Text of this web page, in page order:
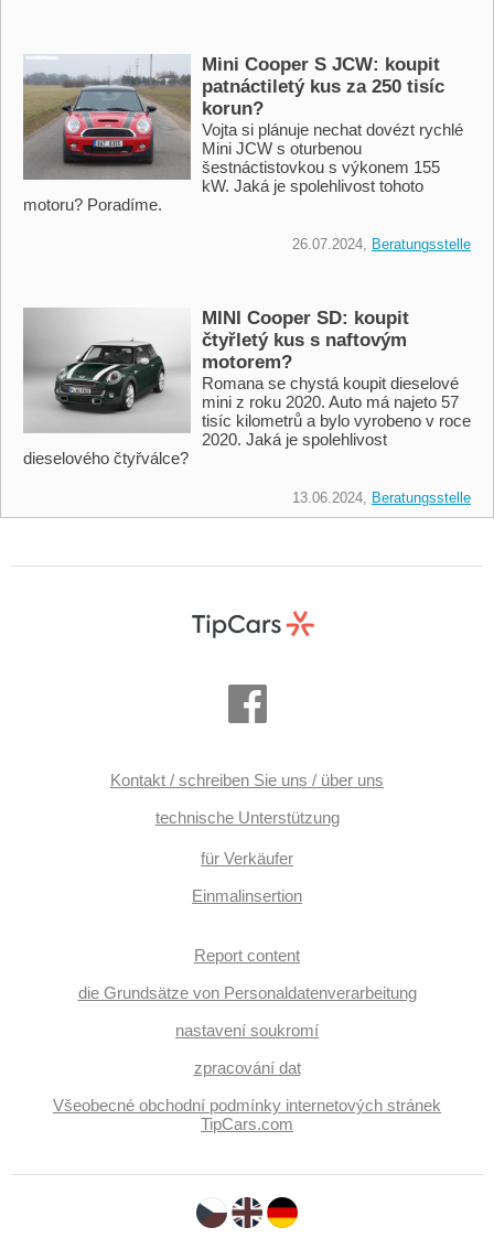
Mini Cooper S JCW: koupit
patnáctiletý kus za 250 tisíc
korun?
Vojta si plánuje nechat dovézt rychlé
Mini JCW s oturbenou
šestnáctistovkou s výkonem 155
kW. Jaká je spolehlivost tohoto
motoru? Poradíme.
26.07.2024, Beratungsstelle
MINI Cooper SD: koupit
čtyřletý kus s naftovým
motorem?
Romana se chystá koupit dieselové
mini z roku 2020. Auto má najeto 57
tisíc kilometrů a bylo vyrobeno v roce
2020. Jaká je spolehlivost
dieselového čtyřválce?
13.06.2024, Beratungsstelle
Kontakt / schreiben Sie uns / über uns
technische Unterstützung
für Verkäufer
Einmalinsertion
Report content
die Grundsätze von Personaldatenverarbeitung
nastavení soukromí
zpracování dat
Všeobecné obchodní podmínky internetových stránek
TipCars.com